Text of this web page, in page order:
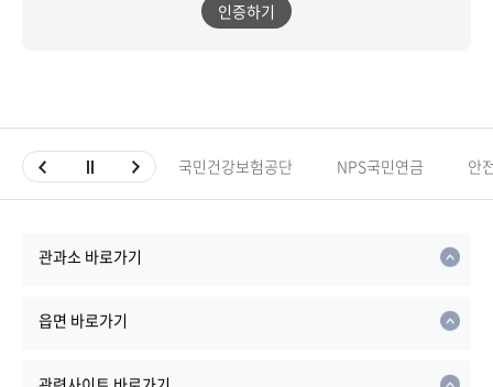
인증하기
국민건강보험공단 NPS국민연금 안
관과소 바로가기
읍면 바로가기